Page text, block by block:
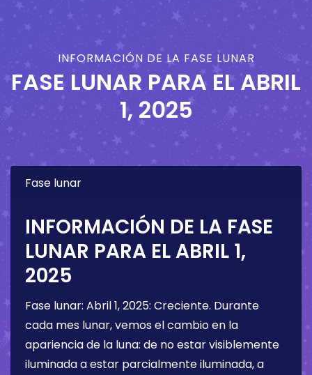
INFORMACIÓN DE LA FASE LUNAR
FASE LUNAR PARA EL ABRIL
1, 2025
Fase lunar
INFORMACIÓN DE LA FASE
LUNAR PARA EL ABRIL 1,
2025
Fase lunar: Abril 1, 2025: Creciente. Durante
cada mes lunar, vemos el cambio en la
apariencia de la luna: de no estar visiblemente
iluminada a estar parcialmente iluminada, a